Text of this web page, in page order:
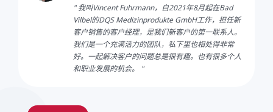
我叫Vincent Fuhrmann，自2021年8月起在Bad
Vilbel的DQS Medizinprodukte GmbH工作，担任新
客户销售的客户经理，是我们新客户的第一联系人。
我们是一个充满活力的团队，私下里也相处得非常
好。一起解决客户的问题总是很有趣。也有很多个人
和职业发展的机会。